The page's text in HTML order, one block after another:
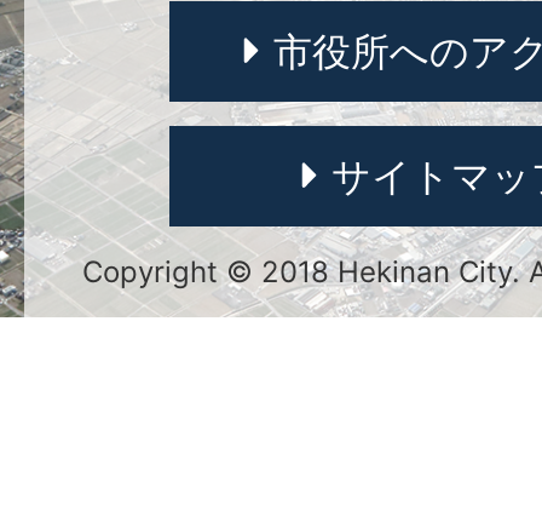
市役所へのア
サイトマッ
Copyright © 2018 Hekinan City.